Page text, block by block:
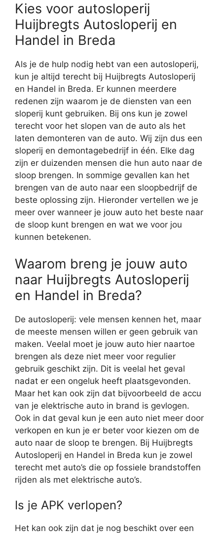
Kies voor autosloperij
Huijbregts Autosloperij en
Handel in Breda
Als je de hulp nodig hebt van een autosloperij,
kun je altijd terecht bij Huijbregts Autosloperij
en Handel in Breda. Er kunnen meerdere
redenen zijn waarom je de diensten van een
sloperij kunt gebruiken. Bij ons kun je zowel
terecht voor het slopen van de auto als het
laten demonteren van de auto. Wij zijn dus een
sloperij en demontagebedrijf in één. Elke dag
zijn er duizenden mensen die hun auto naar de
sloop brengen. In sommige gevallen kan het
brengen van de auto naar een sloopbedrijf de
beste oplossing zijn. Hieronder vertellen we je
meer over wanneer je jouw auto het beste naar
de sloop kunt brengen en wat we voor jou
kunnen betekenen.
Waarom breng je jouw auto
naar Huijbregts Autosloperij
en Handel in Breda?
De autosloperij: vele mensen kennen het, maar
de meeste mensen willen er geen gebruik van
maken. Veelal moet je jouw auto hier naartoe
brengen als deze niet meer voor regulier
gebruik geschikt zijn. Dit is veelal het geval
nadat er een ongeluk heeft plaatsgevonden.
Maar het kan ook zijn dat bijvoorbeeld de accu
van je elektrische auto in brand is gevlogen.
Ook in dat geval kun je een auto niet meer door
verkopen en kun je er beter voor kiezen om de
auto naar de sloop te brengen. Bij Huijbregts
Autosloperij en Handel in Breda kun je zowel
terecht met auto’s die op fossiele brandstoffen
rijden als met elektrische auto’s.
Is je APK verlopen?
Het kan ook zijn dat je nog beschikt over een